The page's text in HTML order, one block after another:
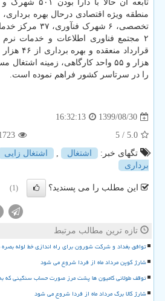
تخصصی، ۶ شهرک
را در سرتاسر کشور فراهم نموده است.
1399/08/30
16:32:13
5.0
/ 5
تگهای خبر:
اشتغال , اشتغال زایی
برداری
این مطلب را می پسندید؟ (1)
تازه ترین مطالب مرتبط
توافق بغداد و شرکت شورون برای راه اندازی خط لوله
شارژ کوپن مرداد ماه از فردا شروع می شود
توقف طولانی کامیون ها پشت مرز صورت حساب سنگینی که
شارژ کالا برگ مرداد ماه از فردا شروع می شود